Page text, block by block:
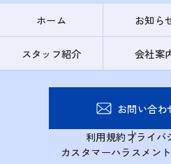
ホーム お知ら
スタッフ紹介 会社案
お問い合わ
利用規約プライバ
カスタマーハラスメン